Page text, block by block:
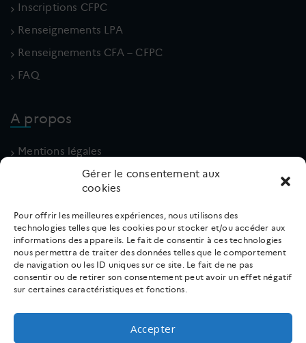
Gérer le consentement aux
cookies
Pour offrir les meilleures expériences, nous utilisons des
technologies telles que les cookies pour stocker et/ou accéder aux
informations des appareils. Le fait de consentir à ces technologies
nous permettra de traiter des données telles que le comportement
de navigation ou les ID uniques sur ce site. Le fait de ne pas
consentir ou de retirer son consentement peut avoir un effet négatif
sur certaines caractéristiques et fonctions.
Accepter
Inscriptions CFPC
Renseignements LPA
Renseignements CFA – CFPC
FAQ
A propos
Mentions légales
Politique de cookies (UE)
Contact
02 31 66 18 10
rf.ir
gacud
e@eri
v.lpe
Suivez nous